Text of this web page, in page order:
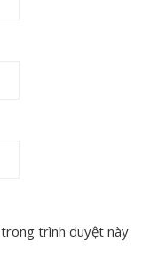
trình duyệt này